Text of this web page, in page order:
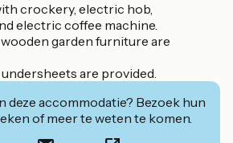
crockery, electric hob,
electric coffee machine.
wooden garden furniture are
undersheets are provided.
deze accommodatie? Bezoek hun
of meer te weten te komen.